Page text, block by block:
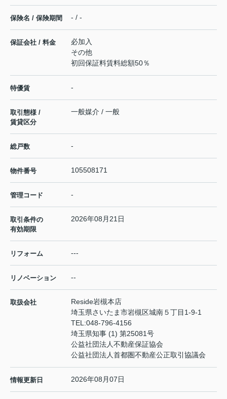
保険名 / 保険期間 - / -
保証会社 / 料金
必加入
その他
初回保証料賃料総額50％
特優賃 -
取引態様 /
賃貸区分
一般媒介 / 一般
総戸数 -
物件番号 105508171
管理コード -
取引条件の
有効期限
2026年08月21日
リフォーム ---
リノベーション --
取扱会社
Reside岩槻本店
埼玉県さいたま市岩槻区城南５丁目1-9-1
TEL:048-796-4156
埼玉県知事 (1) 第25081号
公益社団法人不動産保証協会
公益社団法人首都圏不動産公正取引協議会
情報更新日 2026年08月07日